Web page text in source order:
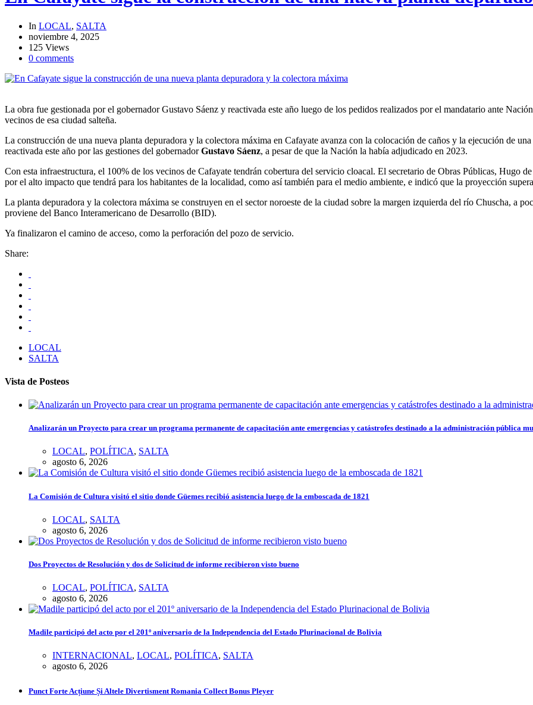
In LOCAL, SALTA
noviembre 4, 2025
125 Views
0 comments
La obra fue gestionada por el gobernador Gustavo Sáenz y reactivada este año luego de los pedidos realizados por el mandatario ante
vecinos de esa ciudad salteña.
La construcción de una nueva planta depuradora y la colectora máxima en Cafayate avanza con la colocación de caños y la ejecución de
reactivada este año por las gestiones del gobernadorGustavo Sáenz, a pesar de que la Nación la había adjudicado en 2023.
Con esta infraestructura, el 100% de los vecinos de Cafayate tendrán cobertura del servicio cloacal. El secretario de Obras Públicas, Hugo
por el alto impacto que tendrá para los habitantes de la localidad, como así también para el medio ambiente, e indicó que la proyección
La planta depuradora y la colectora máxima se construyen en el sector noroeste de la ciudad sobre la margen izquierda del río Chuscha, a
proviene del Banco Interamericano de Desarrollo (BID).
Ya finalizaron el camino de acceso, como la perforación del pozo de servicio.
Share:
LOCAL
SALTA
Vista de Posteos
Analizarán un Proyecto para crear un programa permanente de capacitación ante emergencias y catástrofes destinado a la administración pública
LOCAL, POLÍTICA, SALTA
agosto 6, 2026
La Comisión de Cultura visitó el sitio donde Güemes recibió asistencia luego de la emboscada de 1821
LOCAL, SALTA
agosto 6, 2026
Dos Proyectos de Resolución y dos de Solicitud de informe recibieron visto bueno
LOCAL, POLÍTICA, SALTA
agosto 6, 2026
Madile participó del acto por el 201º aniversario de la Independencia del Estado Plurinacional de Bolivia
INTERNACIONAL, LOCAL, POLÍTICA, SALTA
agosto 6, 2026
Punct Forte Acțiune Și Altele Divertisment Romania Collect Bonus Pleyer